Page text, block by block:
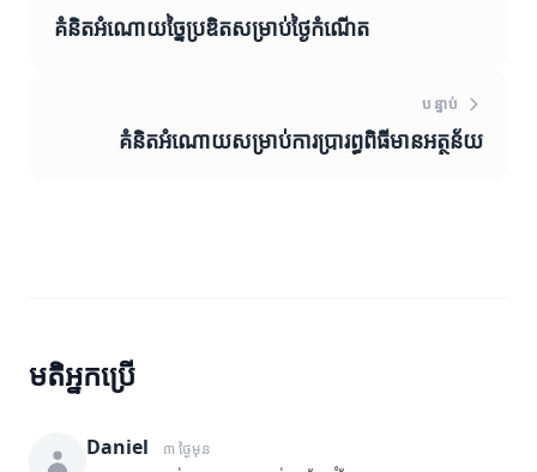
គំនិតអំណោយច្នៃប្រឌិតសម្រាប់ថ្ងៃកំណើត
បន្ទាប់
គំនិតអំណោយសម្រាប់ការប្រារព្ធពិធីមានអត្ថន័យ
មតិអ្នកប្រើ
Daniel ៣ ថ្ងៃមុន